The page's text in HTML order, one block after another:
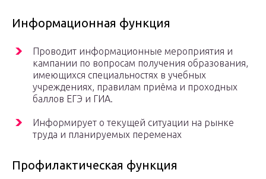
Информационная функция
Проводит информационные мероприятия и
кампании по вопросам получения образования,
имеющихся специальностях в учебных
учреждениях, правилам приёма и проходных
баллов ЕГЭ и ГИА.
Информирует о текущей ситуации на рынке
труда и планируемых переменах
Профилактическая функция